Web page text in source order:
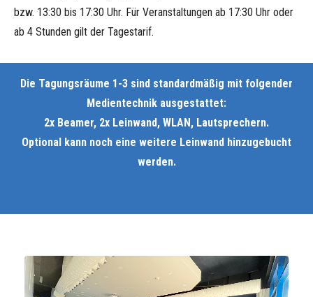
bzw. 13:30 bis 17:30 Uhr. Für Veranstaltungen ab 17:30 Uhr oder
ab 4 Stunden gilt der Tagestarif.
Die Tagungsräume 1-3 sind standardmäßig mit folgender
Medientechnik ausgestattet:
2x Beamer, 2x Leinwand, WLAN, Lautsprechern.
Optional kann noch eine weitere Leinwand hinzugebucht
werden.